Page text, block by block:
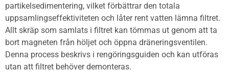
partikelsedimentering, vilket förbättrar den totala
uppsamlingseffektiviteten och låter rent vatten lämna filtret.
Allt skräp som samlats i filtret kan tömmas ut genom att ta
bort magneten från höljet och öppna dräneringsventilen.
Denna process beskrivs i rengöringsguiden och kan utföras
utan att filtret behöver demonteras.